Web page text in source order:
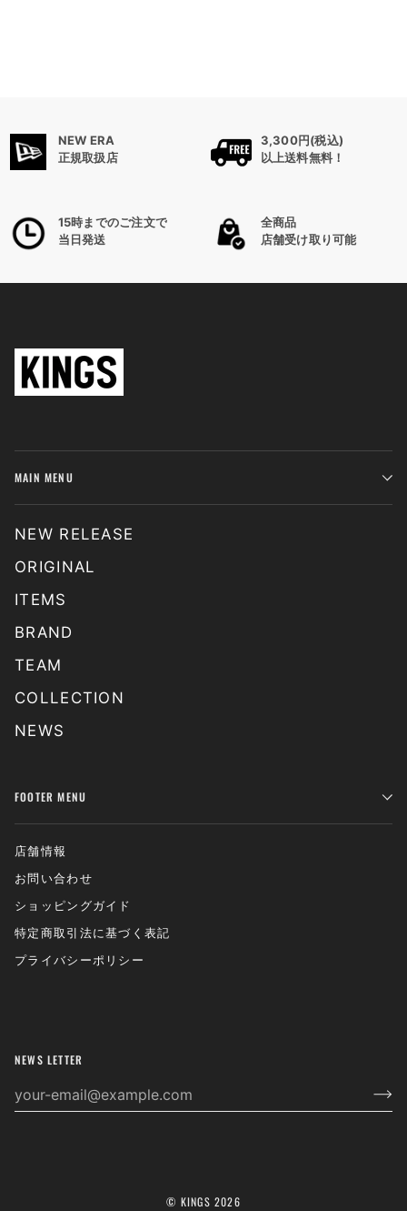
NEW ERA
正規取扱店
3,300円(税込)
以上送料無料！
15時までのご注文で
当日発送
全商品
店舗受け取り可能
MAIN MENU
NEW RELEASE
ORIGINAL
ITEMS
BRAND
TEAM
COLLECTION
NEWS
FOOTER MENU
店舗情報
お問い合わせ
ショッピングガイド
特定商取引法に基づく表記
プライバシーポリシー
NEWS LETTER
© KINGS 2026